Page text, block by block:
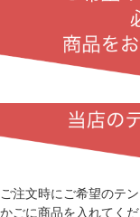
ご注文時にご希望のテ
かごに商品を入れてくだ